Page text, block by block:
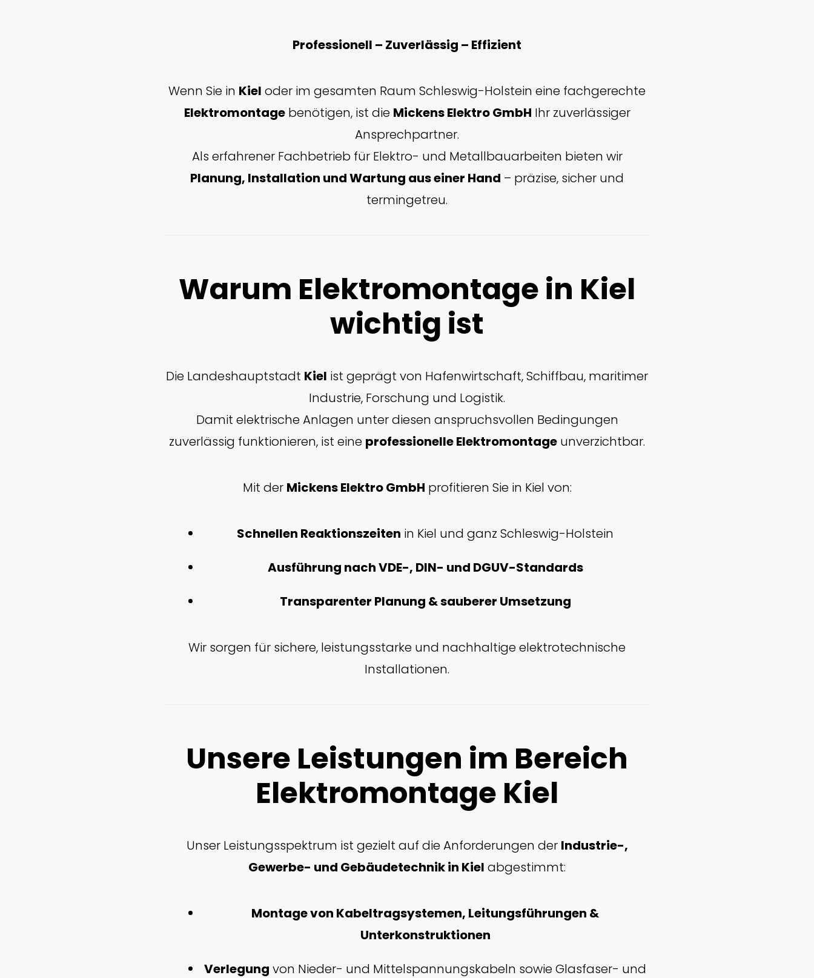
Professionell – Zuverlässig – Effizient
Wenn Sie in Kiel oder im gesamten Raum Schleswig-Holstein eine fachgerechte
Elektromontagebenötigen, ist die Mickens Elektro GmbH Ihr zuverlässiger
Ansprechpartner.
Als erfahrener Fachbetrieb für Elektro- und Metallbauarbeiten bieten wir
Planung, Installation und Wartung aus einer Hand – präzise, sicher und
termingetreu.
Warum Elektromontage in Kiel
wichtig ist
Die Landeshauptstadt Kiel ist geprägt von Hafenwirtschaft, Schiffbau, maritimer
Industrie, Forschung und Logistik.
Damit elektrische Anlagen unter diesen anspruchsvollen Bedingungen
zuverlässig funktionieren, ist eine professionelle Elektromontage unverzichtbar.
Mit der Mickens Elektro GmbH profitieren Sie in Kiel von:
Schnellen Reaktionszeiten in Kiel und ganz Schleswig-Holstein
Ausführung nach VDE-, DIN- und DGUV-Standards
Transparenter Planung & sauberer Umsetzung
Wir sorgen für sichere, leistungsstarke und nachhaltige elektrotechnische
Installationen.
Unsere Leistungen im Bereich
Elektromontage Kiel
Unser Leistungsspektrum ist gezielt auf die Anforderungen der Industrie-,
Gewerbe- und Gebäudetechnik in Kiel abgestimmt:
Montage von Kabeltragsystemen, Leitungsführungen &
Unterkonstruktionen
Verlegung von Nieder- und Mittelspannungskabeln sowie Glasfaser- und